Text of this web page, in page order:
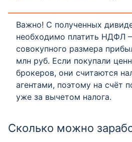
Важно! С полученных
необходимо платить НДФЛ
совокупного размера
млн руб. Если покупали
брокеров, они считаются
агентами, поэтому на счёт
уже за вычетом налога.
Сколько можно